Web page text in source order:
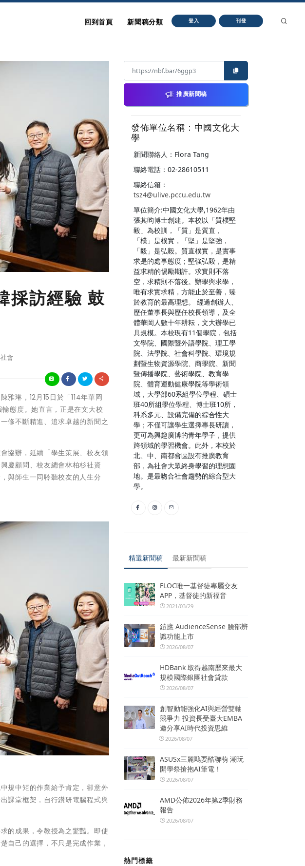
回到首頁 新聞稿分類 登入 刊登
採訪經驗 鼓
會
琳，12月15日於「114年華岡
態度。她直言，正是在文大校
條不斷精進、追求卓越的新聞之
協辦，延續「學生策展、校友領
慶顧問、校友總會林柏杉社資
與師生一同聆聽校友的人生分
規中矩的作業給予肯定，卻意外
課堂框架，自行鑽研電腦程式與
的成果，令教授為之驚豔。即使
自己的選擇，不只是完成作業，
推廣新聞稿
發佈單位名稱：中國文化大
學
新聞聯絡人：Flora Tang
聯絡電話：02-28610511
聯絡信箱：
tsz4@ulive.pccu.edu.tw
單位簡介:中國文化大學,1962年由
張其昀博士創建。本校以「質樸堅
毅」為校訓，「質」是質直，
「樸」是樸實，「堅」是堅強，
「毅」是弘毅。質直樸實，是實事
求是的處事態度；堅強弘毅，是精
益求精的惕勵期許。求實則不落
空，求精則不落後。辦學與求學，
唯有求實求精，方能止於至善，臻
於教育的最高理想。 經過創辦人、
歷任董事長與歷任校長領導，及全
體華岡人數十年耕耘，文大辦學已
具規模。本校現有11個學院，包括
文學院、國際暨外語學院、理工學
院、法學院、社會科學院、環境規
劃暨生物資源學院、商學院、新聞
暨傳播學院、藝術學院、教育學
院、體育運動健康學院等學術領
域，大學部60系組學位學程、碩士
班40所組學位學程、博士班10所，
科系多元、設備完備的綜合性大
學；不僅可讓學生選擇專長研讀，
更可為興趣廣博的青年學子，提供
跨領域的學習機會。此外，本校於
北、中、南都會區設有推廣教育
部，為社會大眾終身學習的理想園
地。是最吻合社會趨勢的綜合型大
學。
精選新聞稿 最新新聞稿
FLOC唯一基督徒專屬交友
APP，基督徒的新福音
2021/03/29
鎧應 AudienceSense 臉部辨
識功能上市
2026/08/07
HDBank 取得越南歷來最大
規模國際銀團社會貸款
2026/08/07
創智動能強化AI與經營雙軸
競爭力 投資長受臺大EMBA
邀分享AI時代投資思維
2026/08/07
ASUSx三麗鷗耍酷聯萌 潮玩
開學祭搶抱AI筆電！
2026/08/07
AMD公佈2026年第2季財務
報告
2026/08/07
熱門標籤